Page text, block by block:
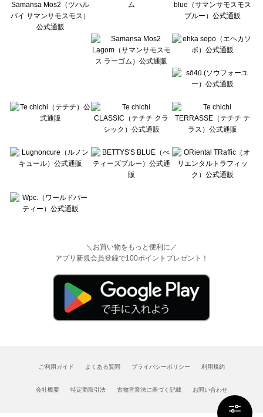
BETTY'S BLUE（べティーズブルー）の雑貨一覧
Wpc.（ワールドパーティー）の雑貨一覧
＼お買い物をもっと便利に／
アプリ新規会員登録で100ポイントプレゼント！
ご利用ガイド よくある質問 プライバシーポリシー 利用規約
会社概要 特定商取引法 古物営業法に基づく記載 お問い合わせ